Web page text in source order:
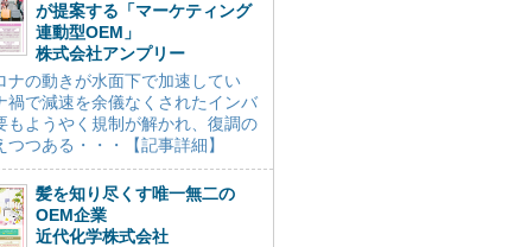
が提案する「マーケティング
連動型OEM」
株式会社アンプリー
ナの動きが水面下で加速してい
禍で減速を余儀なくされたインバ
もようやく規制が解かれ、復調の
つつある・・・【記事詳細】
髪を知り尽くす唯一無二の
OEM企業
近代化学株式会社